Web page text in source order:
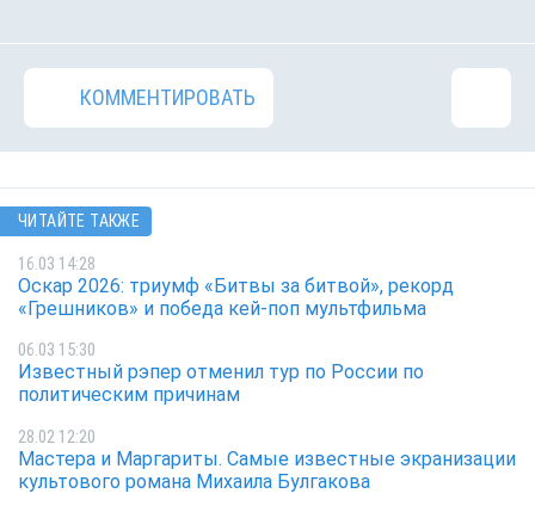
КОММЕНТИРОВАТЬ
ЧИТАЙТЕ ТАКЖЕ
16.03 14:28
Оскар 2026: триумф «Битвы за битвой», рекорд
«Грешников» и победа кей-поп мультфильма
06.03 15:30
Известный рэпер отменил тур по России по
политическим причинам
28.02 12:20
Мастера и Маргариты. Самые известные экранизации
культового романа Михаила Булгакова